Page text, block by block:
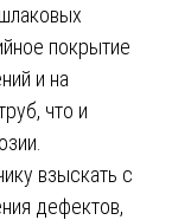
покрытие
и на
что и
взыскать с
дефектов,